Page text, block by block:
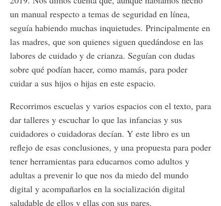
un manual respecto a temas de seguridad en línea,
seguía habiendo muchas inquietudes. Principalmente en
las madres, que son quienes siguen quedándose en las
labores de cuidado y de crianza. Seguían con dudas
sobre qué podían hacer, como mamás, para poder
cuidar a sus hijos o hijas en este espacio.
Recorrimos escuelas y varios espacios con el texto, para
dar talleres y escuchar lo que las infancias y sus
cuidadores o cuidadoras decían. Y este libro es un
reflejo de esas conclusiones, y una propuesta para poder
tener herramientas para educarnos como adultos y
adultas a prevenir lo que nos da miedo del mundo
digital y acompañarlos en la socialización digital
saludable de ellos y ellas con sus pares.